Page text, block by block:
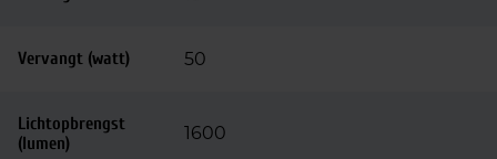
Vervangt (watt) 50
Lichtopbrengst
(lumen)
1600